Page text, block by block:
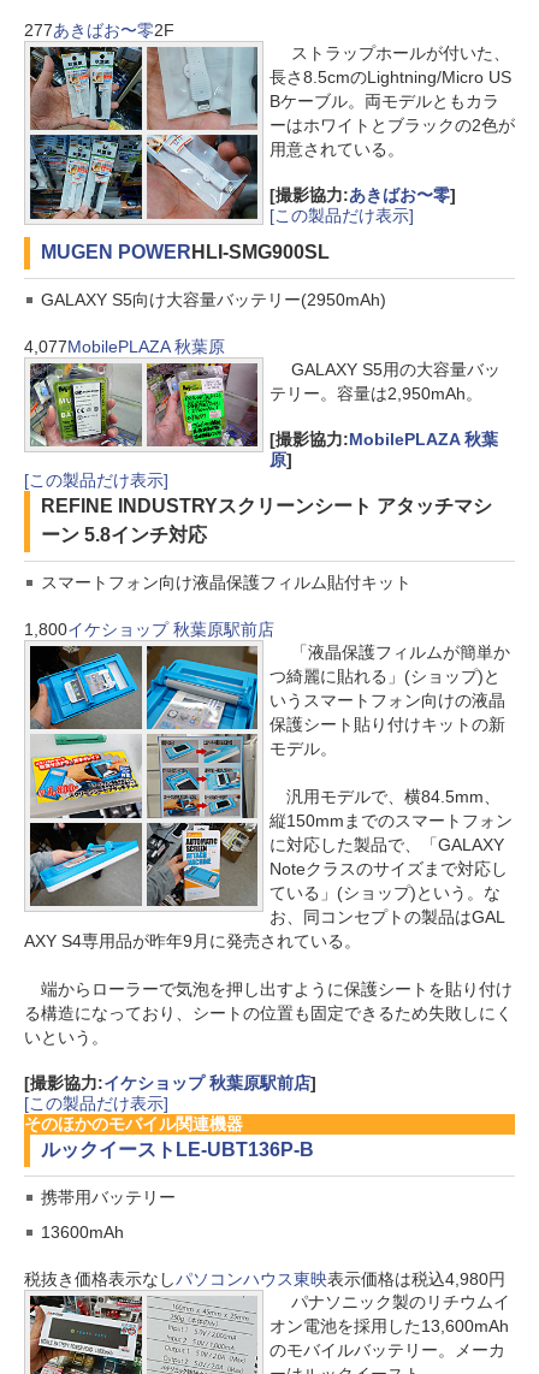
277あきばお〜零2F
ストラップホールが付いた、
長さ8.5cmのLightning/Micro US
Bケーブル。両モデルともカラ
ーはホワイトとブラックの2色が
用意されている。
[撮影協力:あきばお〜零]
[この製品だけ表示]
MUGEN POWER HLI-SMG900SL
GALAXY S5向け大容量バッテリー(2950mAh)
4,077MobilePLAZA 秋葉原
GALAXY S5用の大容量バッ
テリー。容量は2,950mAh。
[撮影協力:MobilePLAZA 秋葉
原]
[この製品だけ表示]
REFINE INDUSTRYスクリーンシート アタッチマシ
ーン 5.8インチ対応
スマートフォン向け液晶保護フィルム貼付キット
1,800イケショップ 秋葉原駅前店
「液晶保護フィルムが簡単か
つ綺麗に貼れる」(ショップ)と
いうスマートフォン向けの液晶
保護シート貼り付けキットの新
モデル。
汎用モデルで、横84.5mm、
縦150mmまでのスマートフォン
に対応した製品で、「GALAXY
Noteクラスのサイズまで対応し
ている」(ショップ)という。な
お、同コンセプトの製品はGAL
AXY S4専用品が昨年9月に発売されている。
端からローラーで気泡を押し出すように保護シートを貼り付け
る構造になっており、シートの位置も固定できるため失敗しにく
いという。
[撮影協力:イケショップ 秋葉原駅前店]
[この製品だけ表示]
そのほかのモバイル関連機器
ルックイースト LE-UBT136P-B
携帯用バッテリー
13600mAh
税抜き価格表示なしパソコンハウス東映表示価格は税込4,980円
パナソニック製のリチウムイ
オン電池を採用した13,600mAh
のモバイルバッテリー。メーカ